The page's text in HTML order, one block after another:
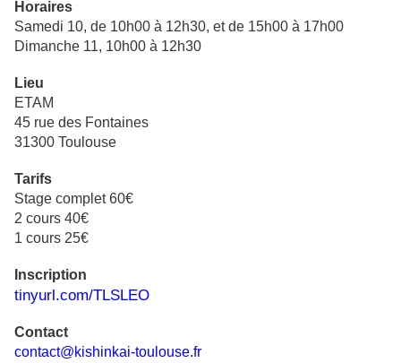
Horaires
Samedi 10, de 10h00 à 12h30, et de 15h00 à 17h00
Dimanche 11, 10h00 à 12h30
Lieu
ETAM
45 rue des Fontaines
31300 Toulouse
Tarifs
Stage complet 60€
2 cours 40€
1 cours 25€
Inscription
tinyurl.com/TLSLEO
Contact
contact@kishinkai-toulouse.fr